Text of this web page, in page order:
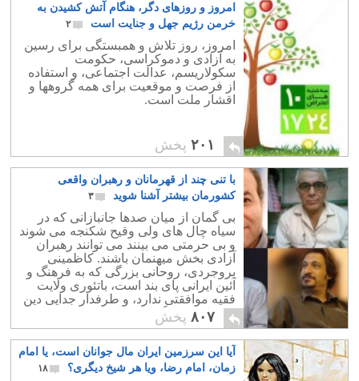
امروز و روزهای دگر، هنگام آتش کشیدن به
خرمن رژیم جهل و جنایت است
۲
امروز، روز تلاش و همبستگی برای رسین
به آزادی و دموکراسی، حکومت
سکولاریسم، عدالت اجتماعی، و استفاده
از فرصت و موقعیت برای همه گروهها و
اقشار ملت است.
۲۰۱ پخش
با تنی چند از قهرمانان و رهبران واقعی
کشورمان بیشتر آشنا شوید
۳
بی گمان از میان صدها جانبازانی که در
سیاه چال های ولی وقیح شکنجه می شوند
و بی حرمتی می بینند می توانند رهبران
آزادی بخش میهنمان باشند. کاظمینی
بروجردی، روحانی بزرگی که به فرهنگ و
آئین ایرانی پای بند است، باتئوری ولایت
فقیه موافقتی ندارد، و طرفدار جدایی دین
از دولت و بازگشت به اصل دین سنتی
است.
۸۰۷ پخش
آیا این سرزمین ایران مال جوانان است، یا امام
زمان، امام رضا، ویا هر شیخ دیگری؟
۱۸